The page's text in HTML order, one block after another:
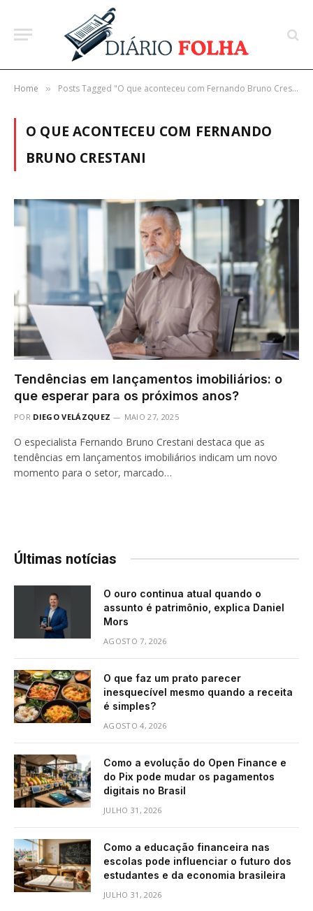
Home » Posts Tagged "O que aconteceu com Fernando Bruno Crestani"
O QUE ACONTECEU COM FERNANDO
BRUNO CRESTANI
Tendências em lançamentos imobiliários: o
que esperar para os próximos anos?
POR DIEGO VELÁZQUEZ MAIO 27, 2025
O especialista Fernando Bruno Crestani destaca que as
tendências em lançamentos imobiliários indicam um novo
momento para o setor, marcado…
Últimas notícias
O ouro continua atual quando o
assunto é patrimônio, explica Daniel
Mors
AGOSTO 7, 2026
O que faz um prato parecer
inesquecível mesmo quando a receita
é simples?
AGOSTO 4, 2026
Como a evolução do Open Finance e
do Pix pode mudar os pagamentos
digitais no Brasil
JULHO 31, 2026
Como a educação financeira nas
escolas pode influenciar o futuro dos
estudantes e da economia brasileira
JULHO 31, 2026